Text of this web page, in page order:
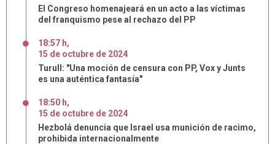
El Congreso homenajeará en un acto a las víctimas
del franquismo pese al rechazo del PP
18:57 h,
15 de octubre de 2024
Turull: "Una moción de censura con PP, Vox y Junts
es una auténtica fantasía"
18:50 h,
15 de octubre de 2024
Hezbolá denuncia que Israel usa munición de racimo,
prohibida internacionalmente